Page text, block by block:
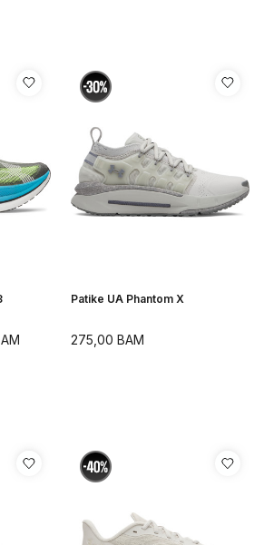
Patike UA Phantom X
275,00 BAM